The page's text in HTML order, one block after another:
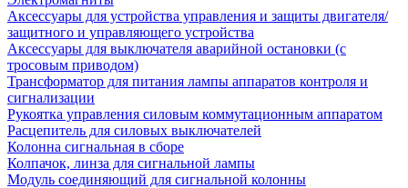
Аксессуары для устройства управления и защиты двигателя/
защитного и управляющего устройства
Аксессуары для выключателя аварийной остановки (с
тросовым приводом)
Трансформатор для питания лампы аппаратов контроля и
сигнализации
Рукоятка управления силовым коммутационным аппаратом
Расцепитель для силовых выключателей
Колонна сигнальная в сборе
Колпачок, линза для сигнальной лампы
Модуль соединяющий для сигнальной колонны